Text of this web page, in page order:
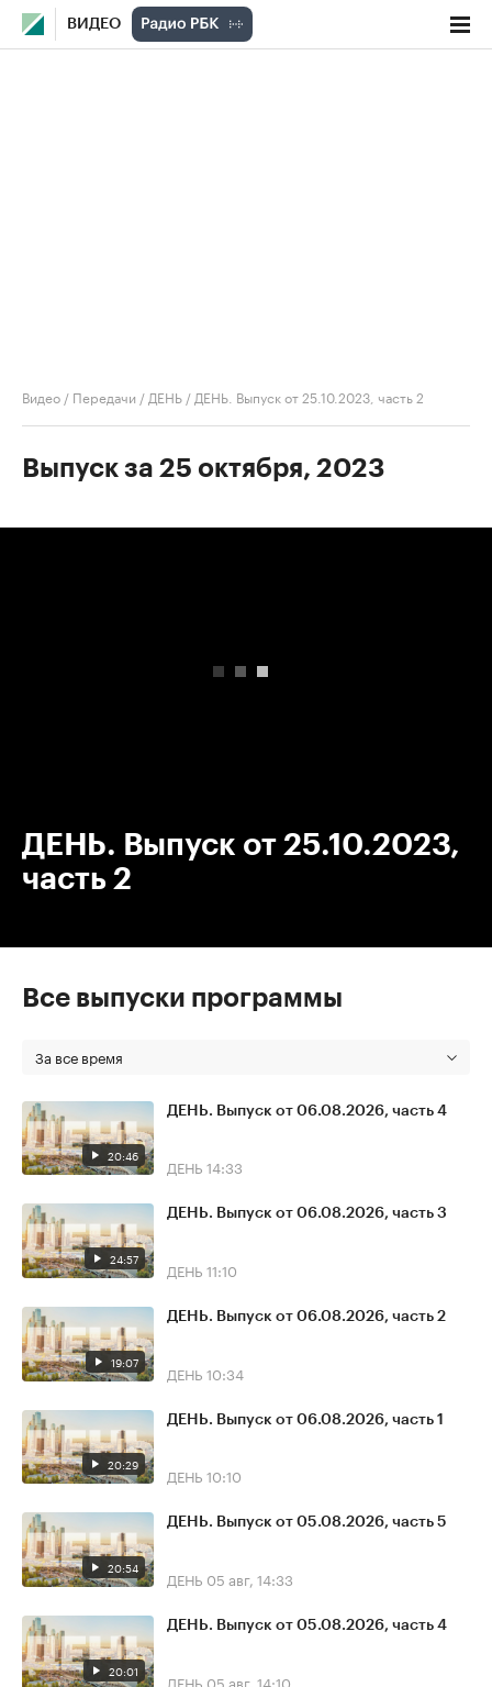
ВИДЕО
Видео / Передачи / ДЕНЬ / ДЕНЬ. Выпуск от 25.10.2023, часть 2
Выпуск за 25 октября, 2023
ДЕНЬ. Выпуск от 25.10.2023,
часть 2
Все выпуски программы
За все время
20:46
ДЕНЬ. Выпуск от 06.08.2026, часть 4
ДЕНЬ 14:33
24:57
ДЕНЬ. Выпуск от 06.08.2026, часть 3
ДЕНЬ 11:10
19:07
ДЕНЬ. Выпуск от 06.08.2026, часть 2
ДЕНЬ 10:34
20:29
ДЕНЬ. Выпуск от 06.08.2026, часть 1
ДЕНЬ 10:10
20:54
ДЕНЬ. Выпуск от 05.08.2026, часть 5
ДЕНЬ 05 авг, 14:33
20:01
ДЕНЬ. Выпуск от 05.08.2026, часть 4
ДЕНЬ 05 авг, 14:10